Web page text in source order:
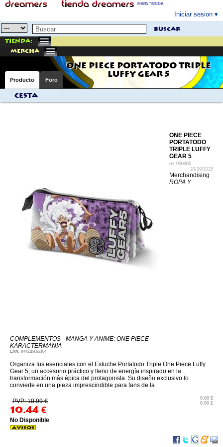
MAPA TIENDA
Iniciar sesion
buscar
Tienda:
mercha
ONE PIECE PORTATODO TRIPLE
LUFFY GEAR 5
Producto Foro
Cesta
ONE PIECE
PORTATODO
TRIPLE LUFFY
GEAR 5
ref 950305
20/09/2025
Merchandising
ROPA Y
COMPLEMENTOS - MANGA Y ANIME: ONE PIECE
KARACTERMANIA
EAN: 8445118082104
Organiza tus esenciales con el Estuche Portatodo Triple One Piece Luffy
Gear 5; un accesorio práctico y lleno de energía inspirado en la
transformación más épica del protagonista. Su diseño exclusivo lo
convierte en una pieza imprescindible para fans de la
PVP: 10.99 €
10.44 €
0.00 $
0.00 £
No Disponible